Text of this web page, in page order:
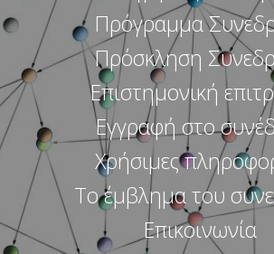
Πρόγραμμα
Πρόσκληση
Επιστημονική
Εγγραφή στο
Χρήσιμες
Το έμβλημα του
Επικοινωνία